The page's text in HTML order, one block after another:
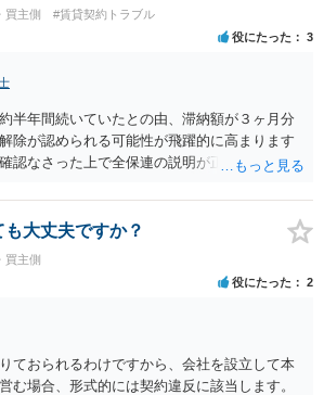
買主側 #賃貸契約トラブル
役にたった 3
半年間続いていたとの由、滞納額が３ヶ月分
除が認められる可能性が飛躍的に高まります
認なさった上で全保連の説明が正しければ、
ですが、中身のある返答は期待できないと思
大丈夫ですか？
買主側
役にたった 2
ておられるわけですから、会社を設立して本
む場合、形式的には契約違反に該当します。